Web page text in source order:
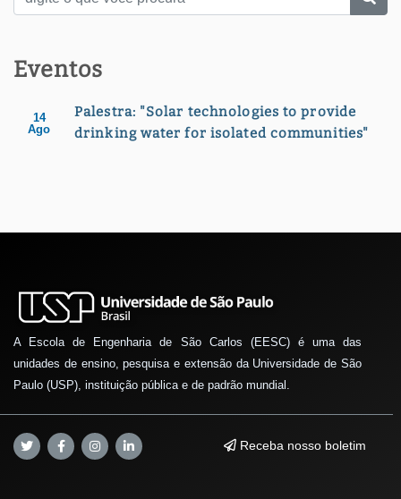
Eventos
14
Ago
Palestra: "Solar technologies to provide
drinking water for isolated communities"
A Escola de Engenharia de São Carlos (EESC) é uma das
unidades de ensino, pesquisa e extensão da Universidade de São
Paulo (USP), instituição pública e de padrão mundial.
Receba nosso boletim